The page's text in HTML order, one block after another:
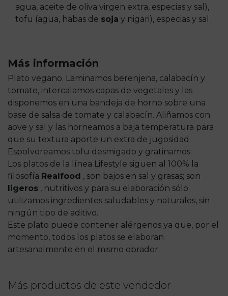
agua, aceite de oliva virgen extra, especias y sal),
tofu (agua, habas de soja y nigari), especias y sal.
Más información
Plato vegano. Laminamos berenjena, calabacín y
tomate, intercalamos capas de vegetales y las
disponemos en una bandeja de horno sobre una
base de salsa de tomate y calabacín. Aliñamos con
aove y sal y las horneamos a baja temperatura para
que su textura aporte un extra de jugosidad.
Espolvoreamos tofu desmigado y gratinamos.
Los platos de la línea Lifestyle siguen al 100% la
filosofía Realfood , son bajos en sal y grasas; son
ligeros , nutritivos y para su elaboración sólo
utilizamos ingredientes saludables y naturales, sin
ningún tipo de aditivo.
Este plato puede contener alérgenos ya que, por el
momento, todos los platos se elaboran
artesanalmente en el mismo obrador.
Más productos de este vendedor